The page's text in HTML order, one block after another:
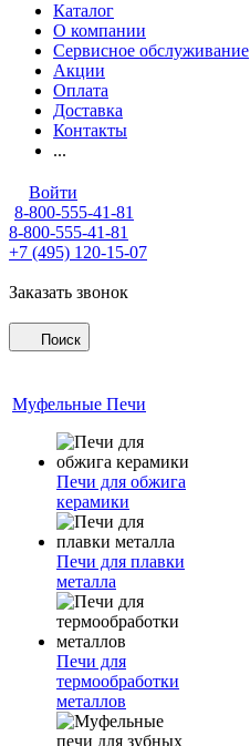
Каталог
О компании
Сервисное обслуживание
Акции
Оплата
Доставка
Контакты
...
Войти
8-800-555-41-81
8-800-555-41-81
+7 (495) 120-15-07
Заказать звонок
Поиск
Муфельные Печи
Печи для обжига
керамики
Печи для плавки
металла
Печи для
термообработки
металлов